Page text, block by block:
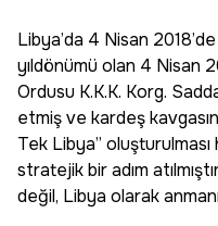
Libya’da 4 Nisan
yıldönümü olan 4 Nisan
Ordusu K.K.K. Korg.
etmiş ve kardeş
Tek Libya”
stratejik bir adım
değil, Libya olarak